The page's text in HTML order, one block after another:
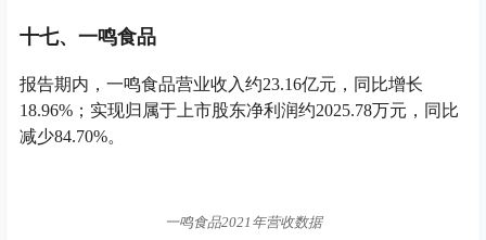
十七、一鸣食品
报告期内，一鸣食品营业收入约23.16亿元，同比增长
18.96%；实现归属于上市股东净利润约2025.78万元，同比
减少84.70%。
一鸣食品2021年营收数据